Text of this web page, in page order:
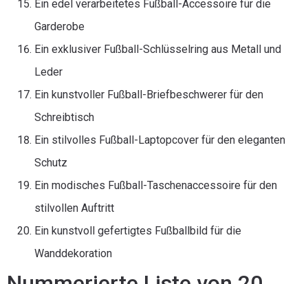
Ein edel verarbeitetes Fußball-Accessoire für die
Garderobe
Ein exklusiver Fußball-Schlüsselring aus Metall und
Leder
Ein kunstvoller Fußball-Briefbeschwerer für den
Schreibtisch
Ein stilvolles Fußball-Laptopcover für den eleganten
Schutz
Ein modisches Fußball-Taschenaccessoire für den
stilvollen Auftritt
Ein kunstvoll gefertigtes Fußballbild für die
Wanddekoration